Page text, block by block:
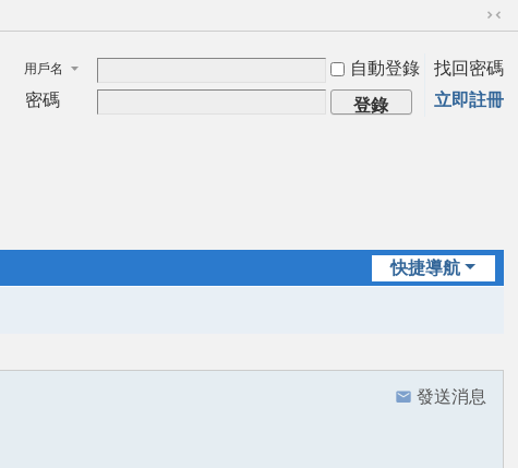
切
到
窄
版
用戶名 自動登錄
找回密碼
密碼
登錄 立即註冊
快捷導航
發送消息